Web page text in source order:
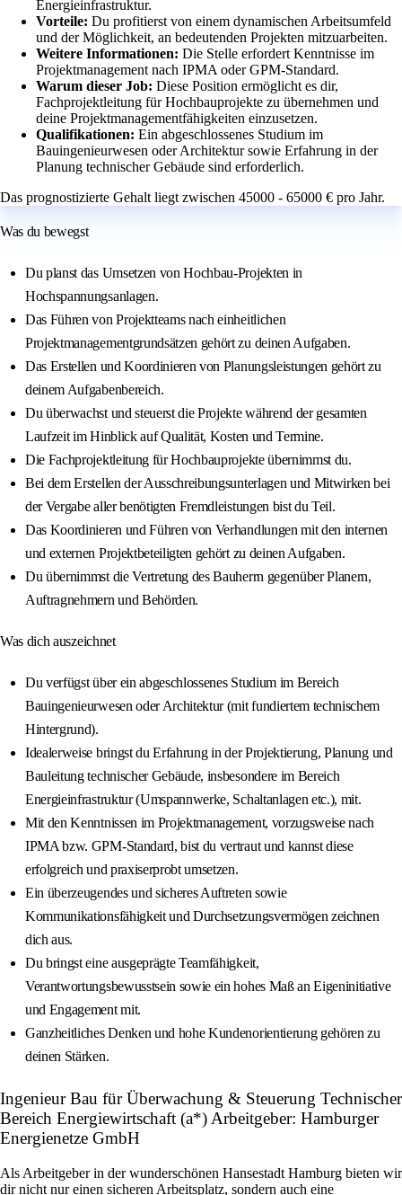
Energieinfrastruktur.
Vorteile: Du profitierst von einem dynamischen Arbeitsumfeld
und der Möglichkeit, an bedeutenden Projekten mitzuarbeiten.
Weitere Informationen: Die Stelle erfordert Kenntnisse im
Projektmanagement nach IPMA oder GPM-Standard.
Warum dieser Job: Diese Position ermöglicht es dir,
Fachprojektleitung für Hochbauprojekte zu übernehmen und
deine Projektmanagementfähigkeiten einzusetzen.
Qualifikationen: Ein abgeschlossenes Studium im
Bauingenieurwesen oder Architektur sowie Erfahrung in der
Planung technischer Gebäude sind erforderlich.
Das prognostizierte Gehalt liegt zwischen 45000 - 65000 € pro Jahr.
Was du bewegst
Du planst das Umsetzen von Hochbau-Projekten in
Hochspannungsanlagen.
Das Führen von Projektteams nach einheitlichen
Projektmanagementgrundsätzen gehört zu deinen Aufgaben.
Das Erstellen und Koordinieren von Planungsleistungen gehört zu
deinem Aufgabenbereich.
Du überwachst und steuerst die Projekte während der gesamten
Laufzeit im Hinblick auf Qualität, Kosten und Termine.
Die Fachprojektleitung für Hochbauprojekte übernimmst du.
Bei dem Erstellen der Ausschreibungsunterlagen und Mitwirken bei
der Vergabe aller benötigten Fremdleistungen bist du Teil.
Das Koordinieren und Führen von Verhandlungen mit den internen
und externen Projektbeteiligten gehört zu deinen Aufgaben.
Du übernimmst die Vertretung des Bauherrn gegenüber Planern,
Auftragnehmern und Behörden.
Was dich auszeichnet
Du verfügst über ein abgeschlossenes Studium im Bereich
Bauingenieurwesen oder Architektur (mit fundiertem technischem
Hintergrund).
Idealerweise bringst du Erfahrung in der Projektierung, Planung und
Bauleitung technischer Gebäude, insbesondere im Bereich
Energieinfrastruktur (Umspannwerke, Schaltanlagen etc.), mit.
Mit den Kenntnissen im Projektmanagement, vorzugsweise nach
IPMA bzw. GPM-Standard, bist du vertraut und kannst diese
erfolgreich und praxiserprobt umsetzen.
Ein überzeugendes und sicheres Auftreten sowie
Kommunikationsfähigkeit und Durchsetzungsvermögen zeichnen
dich aus.
Du bringst eine ausgeprägte Teamfähigkeit,
Verantwortungsbewusstsein sowie ein hohes Maß an Eigeninitiative
und Engagement mit.
Ganzheitliches Denken und hohe Kundenorientierung gehören zu
deinen Stärken.
Ingenieur Bau für Überwachung & Steuerung Technischer
Bereich Energiewirtschaft (a*) Arbeitgeber: Hamburger
Energienetze GmbH
Als Arbeitgeber in der wunderschönen Hansestadt Hamburg bieten wir
dir nicht nur einen sicheren Arbeitsplatz, sondern auch eine